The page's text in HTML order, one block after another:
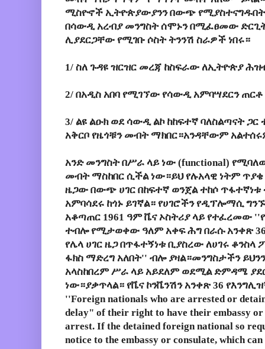
ሚስዮኖች ኢትዮጵያውያንን በውጭ የሚያስተናግዱበት
በሳውዲ አረብያ መንግስት ሰሞኑን በሚፈፀመው
ሊያደርጋቸው የሚገቡ ሶስት ትንንሽ ስራዎች ነበሩ።
1/ ስለ ጉዳዩ ዝርዝር መረጃ ከስፍራው ለኢትዮጵያ
2/ በአዲስ አበባ የሚገኘው የሳውዲ አምባሣደርን
3/ ልዩ ልዑክ ወደ ሳውዲ ልኮ ከከፍተኛ ባለስልጣናት ጋር
አቅርቦ የዜጎቹን መብት ማክበር።አንዳቸውም
አንድ መንግስት በሥራ ላይ ነው (functional)
መብት ማስከበር ሲችል ነው።ይህ የሉአላዊ ነትም
ዜጋው በውጭ ሀገር በከፍተኛ ወንጀል ተከሶ
አምባሳደሩ ከጎኑ ይገኛል። የሀገሮችን የዲፕሎማሲ
አቆጣጠር 1961 ዓም ቬና ኦስትሪያ ላይ የተፈረመው
ተብሎ የሚታወቀው ዓለም አቀፍ ሕግ በራሱ አንቀጽ
የሌላ ሀገር ዜጋ በጥፋተኝነቱ ቢያስረው ለሀገሩ ቆንስላ
ፋክስ ማድረግ አለበት'' ብሎ ያዛል።መንግስታችን
አላስከበረም ሥራ ላይ አይደለም ወደሚል ድምዳሜ
ነው።ያቃጥላል። የቬና ኮንቬንሽን አንቀጽ 36
''Foreign nationals who are arrested or
delay" of their right to have their embassy
arrest. If the detained foreign national so
notice to the embassy or consulate, which